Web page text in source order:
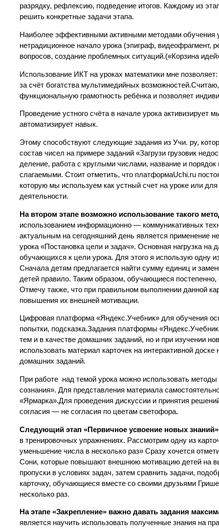
разрядку, рефлексию, подведение итогов. Каждому из
решить конкретные задачи этапа.
Наиболее эффективными активными методами обучения
нетрадиционное начало урока (эпиграф, видеофрагмент,
вопросов, создание проблемных ситуаций.(«Корзина
Использование ИКТ на уроках математики мне
за счёт богатства мультимедийных
функциональную грамотность ребёнка и позволяет
Проведение устного счёта в начале урока активизирует
автоматизирует навык.
Этому способствуют следующие задания из Учи. ру,
состав чисел на примере заданий «Загрузи грузовик
деление, работа с круглыми числами, название и
слагаемыми. Стоит отметить, что платформаUchi.ru
которую мы используем как устный счет на уроке или
деятельности.
На втором этапе возможно использование такого
использованием информационно — коммуникативных
актуальным на сегодняшний день является применение
урока «Постановка цели и задач». Основная нагрузка на
обучающихся к цели урока. Для этого я использую одну
Сначала детям предлагается найти сумму единиц и
детей правило. Таким образом, обучающиеся
Отмечу также, что при правильном выполнении данной
повышения их внешней мотивации.
Цифровая платформа «Яндекс.Учебник» для обучения
попытки, подсказка.Задания платформы
тем и в качестве домашних заданий, но и при изучении
использовать материал карточек на интерактивной
домашних заданий.
При работе над темой урока можно использовать методы
сознания». Для представления материала
«Ярмарка».Для проведения дискуссии и принятия
согласия — не согласия по цветам светофора.
Следующий этап «Первичное усвоение новых
в тренировочных упражнениях. Рассмотрим одну из
уменьшение числа в несколько раз» Сразу хочется
Сони, которые повышают внешнюю мотивацию детей на
пропуски в условиях задач, затем сравнить задачи,
карточку, обучающиеся вместе со своими друзьями
несколько раз.
На этапе «Закрепление» важно давать задания
является научить использовать полученные знания на